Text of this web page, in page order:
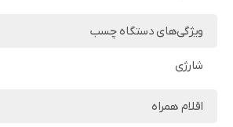
ویژگی‌های دستگاه چسب
شارژی
اقلام همراه